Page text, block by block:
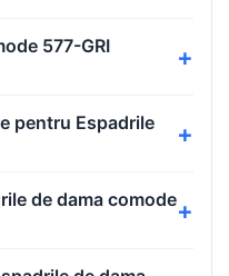
577-GRI
pentru Espadrile
de dama comode